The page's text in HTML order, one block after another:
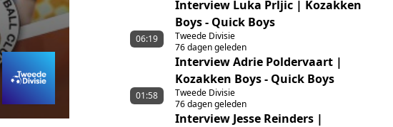
Interview Luka Prljic | Kozakken
Boys - Quick Boys
Tweede Divisie
76 dagen geleden
06:19
Interview Adrie Poldervaart |
Kozakken Boys - Quick Boys
Tweede Divisie
76 dagen geleden
01:58
Interview Jesse Reinders |